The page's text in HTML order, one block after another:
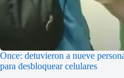
Once: detuvieron a nueve
para desbloquear celulares